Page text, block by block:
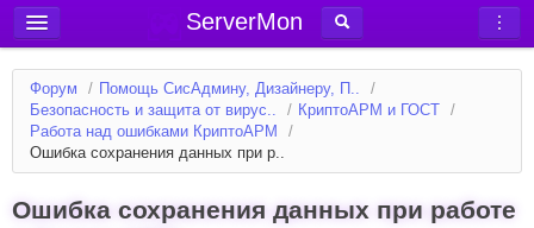
ServerMon
Добавить сервер
Мониторинг серверов
Новости
Статьи
Форум / Помощь СисАдмину, Дизайнеру, П..
/
Безопасность и защита от вирус..
/ КриптоАРМ и ГОСТ /
Работа над ошибками КриптоАРМ
/
Ошибка сохранения данных при р..
Ошибка сохранения данных при работе